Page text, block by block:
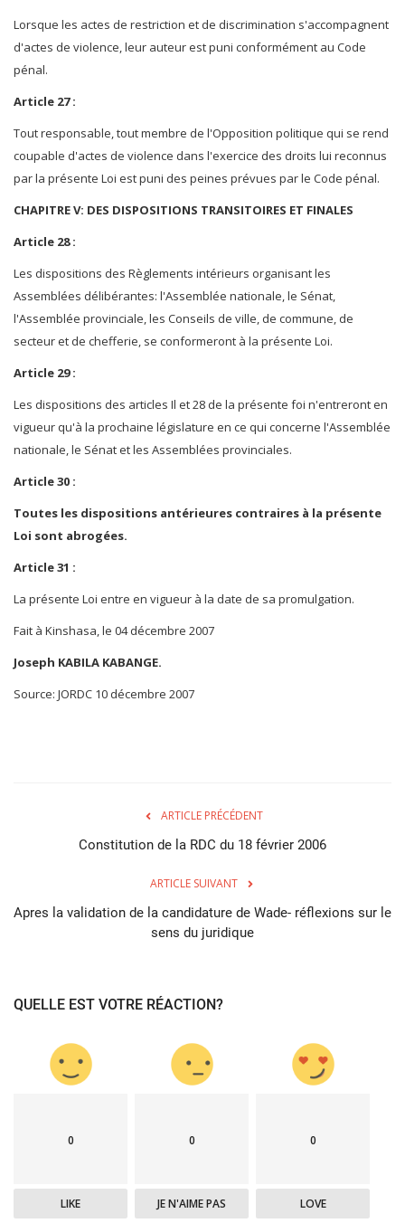
Lorsque les actes de restriction et de discrimination s'accompagnent
d'actes de violence, leur auteur est puni conformément au Code
pénal.
Article 27 :
Tout responsable, tout membre de l'Opposition politique qui se rend
coupable d'actes de violence dans l'exercice des droits lui reconnus
par la présente Loi est puni des peines prévues par le Code pénal.
CHAPITRE V: DES DISPOSITIONS TRANSITOIRES ET FINALES
Article 28 :
Les dispositions des Règlements intérieurs organisant les
Assemblées délibérantes: l'Assemblée nationale, le Sénat,
l'Assemblée provinciale, les Conseils de ville, de commune, de
secteur et de chefferie, se conformeront à la présente Loi.
Article 29 :
Les dispositions des articles Il et 28 de la présente foi n'entreront en
vigueur qu'à la prochaine législature en ce qui concerne l'Assemblée
nationale, le Sénat et les Assemblées provinciales.
Article 30 :
Toutes les dispositions antérieures contraires à la présente
Loi sont abrogées.
Article 31 :
La présente Loi entre en vigueur à la date de sa promulgation.
Fait à Kinshasa, le 04 décembre 2007
Joseph KABILA KABANGE.
Source: JORDC 10 décembre 2007
ARTICLE PRÉCÉDENT
Constitution de la RDC du 18 février 2006
ARTICLE SUIVANT
Apres la validation de la candidature de Wade- réflexions sur le
sens du juridique
QUELLE EST VOTRE RÉACTION?
0
LIKE
0
JE N'AIME PAS
0
LOVE